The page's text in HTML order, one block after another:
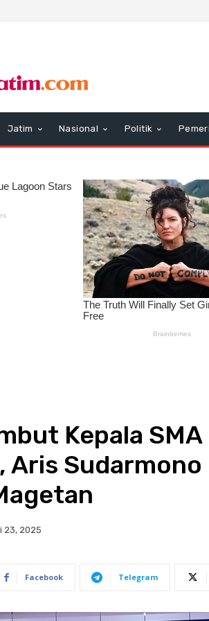
Jatim Nasional Politik
Kepala SMA
Aris Sudarmono
23, 2025
Facebook Telegram